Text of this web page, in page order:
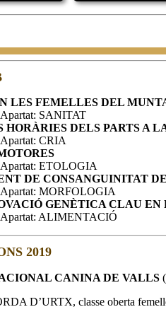
LES FEMELLES DEL
SANITAT
HORÀRIES DELS PARTS A
CRIA
ETOLOGIA
DE CONSANGUINITAT
MORFOLOGIA
GENÈTICA CLAU EN
ALIMENTACIÓ
2019
CANINA DE VALLS
D’URTX, classe oberta